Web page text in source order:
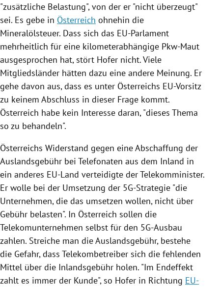
"zusätzliche Belastung", von der er "nicht überzeugt"
sei. Es gebe in Österreich ohnehin die
Mineralölsteuer. Dass sich das EU-Parlament
mehrheitlich für eine kilometerabhängige Pkw-Maut
ausgesprochen hat, stört Hofer nicht. Viele
Mitgliedsländer hätten dazu eine andere Meinung. Er
gehe davon aus, dass es unter Österreichs EU-Vorsitz
zu keinem Abschluss in dieser Frage kommt.
Österreich habe kein Interesse daran, "dieses Thema
so zu behandeln".
Österreichs Widerstand gegen eine Abschaffung der
Auslandsgebühr bei Telefonaten aus dem Inland in
ein anderes EU-Land verteidigte der Telekomminister.
Er wolle bei der Umsetzung der 5G-Strategie "die
Unternehmen, die das umsetzen wollen, nicht über
Gebühr belasten". In Österreich sollen die
Telekomunternehmen selbst für den 5G-Ausbau
zahlen. Streiche man die Auslandsgebühr, bestehe
die Gefahr, dass Telekombetreiber sich die fehlenden
Mittel über die Inlandsgebühr holen. "Im Endeffekt
zahlt es immer der Kunde", so Hofer in Richtung EU-